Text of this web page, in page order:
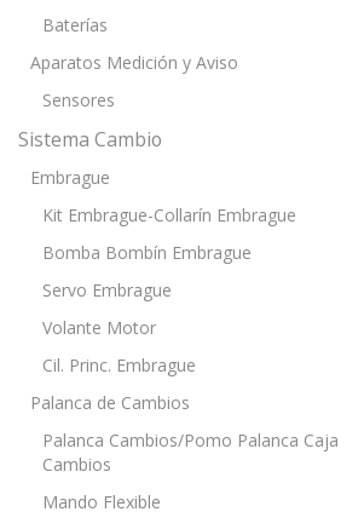
Baterías
Aparatos Medición y Aviso
Sensores
Sistema Cambio
Embrague
Kit Embrague-Collarín Embrague
Bomba Bombín Embrague
Servo Embrague
Volante Motor
Cil. Princ. Embrague
Palanca de Cambios
Palanca Cambios/Pomo Palanca Caja
Cambios
Mando Flexible